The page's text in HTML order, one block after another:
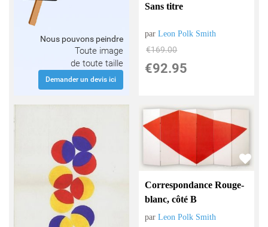
Nous pouvons peindre
Toute image
de toute taille
Demander un devis ici
Sans titre
parLeon Polk Smith
€169.00
€92.95
Correspondance Rouge-
blanc, côté B
parLeon Polk Smith